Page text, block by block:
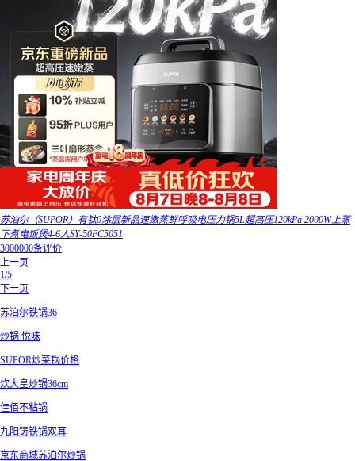
苏泊尔（SUPOR）有钛0涂层新品速嫩蒸鲜呼吸电压力锅5L超高压120kPa 2000W上蒸
下煮电饭煲4-6人SY-50FC5051
3000000条评价
上一页
1/5
下一页
苏泊尔铁锅36
炒锅 悦味
SUPOR炒菜锅价格
炊大皇炒锅36cm
佳佰不粘锅
九阳铸铁锅双耳
京东商城苏泊尔炒锅